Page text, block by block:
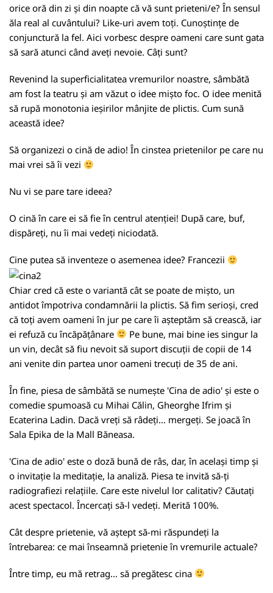
orice oră din zi și din noapte că vă sunt prieteni/e? În sensul
ăla real al cuvântului? Like-uri avem toți. Cunoștințe de
conjunctură la fel. Aici vorbesc despre oameni care sunt gata
să sară atunci când aveți nevoie. Câți sunt?
Revenind la superficialitatea vremurilor noastre, sâmbătă
am fost la teatru și am văzut o idee mișto foc. O idee menită
să rupă monotonia ieșirilor mânjite de plictis. Cum sună
această idee?
Să organizezi o cină de adio! În cinstea prietenilor pe care nu
mai vrei să îi vezi
Nu vi se pare tare ideea?
O cină în care ei să fie în centrul atenției! După care, buf,
dispăreți, nu îi mai vedeți niciodată.
Cine putea să inventeze o asemenea idee? Francezii
Chiar cred că este o variantă cât se poate de mișto, un
antidot împotriva condamnării la plictis. Să fim serioși, cred
că toți avem oameni în jur pe care îi așteptăm să crească, iar
ei refuză cu încăpățânare
Pe bune, mai bine ies singur la
un vin, decât să fiu nevoit să suport discuții de copii de 14
ani venite din partea unor oameni trecuți de 35 de ani.
În fine, piesa de sâmbătă se numește 'Cina de adio' și este o
comedie spumoasă cu Mihai Călin, Gheorghe Ifrim și
Ecaterina Ladin. Dacă vreți să râdeți... mergeți. Se joacă în
Sala Epika de la Mall Băneasa.
'Cina de adio' este o doză bună de râs, dar, în același timp și
o invitație la meditație, la analiză. Piesa te invită să-ți
radiografiezi relațiile. Care este nivelul lor calitativ? Căutați
acest spectacol. Încercați să-l vedeți. Merită 100%.
Cât despre prietenie, vă aștept să-mi răspundeți la
întrebarea: ce mai înseamnă prietenie în vremurile actuale?
Între timp, eu mă retrag... să pregătesc cina